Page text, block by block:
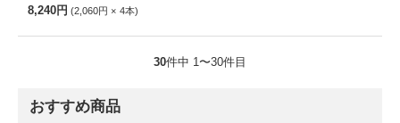
8,240円 2,060円 4本
30件中 1〜30件目
おすすめ商品